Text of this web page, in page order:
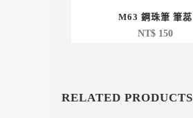
M63 鋼珠筆 筆蕊
NT$150
RELATED PRODUCTS